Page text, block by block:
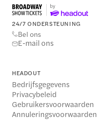
24/7 ONDERSTEUNING
Bel ons
E-mail ons
HEADOUT
Bedrijfsgegevens
Privacybeleid
Gebruikersvoorwaarden
Annuleringsvoorwaarden